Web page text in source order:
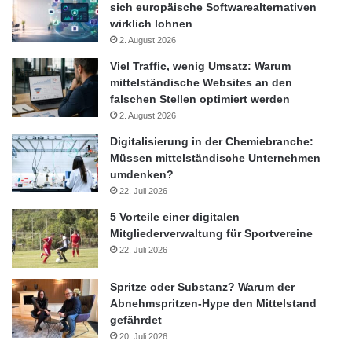
Mac Netbook
PDA Smartphone Tablet
Technik
sich europäische Softwarealternativen
wirklich lohnen
2. August 2026
Viel Traffic, wenig Umsatz: Warum
mittelständische Websites an den
falschen Stellen optimiert werden
2. August 2026
Digitalisierung in der Chemiebranche:
Müssen mittelständische Unternehmen
umdenken?
22. Juli 2026
5 Vorteile einer digitalen
Mitgliederverwaltung für Sportvereine
22. Juli 2026
Spritze oder Substanz? Warum der
Abnehmspritzen-Hype den Mittelstand
gefährdet
20. Juli 2026